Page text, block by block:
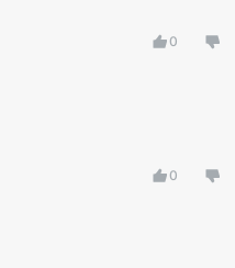
0
0